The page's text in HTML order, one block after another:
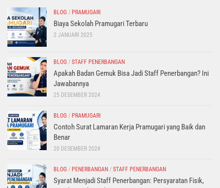
BLOG / PRAMUGARI
Biaya Sekolah Pramugari Terbaru
2 JANUARI 2025
BLOG / STAFF PENERBANGAN
Apakah Badan Gemuk Bisa Jadi Staff Penerbangan? Ini
Jawabannya
25 DESEMBER 2024
BLOG / PRAMUGARI
Contoh Surat Lamaran Kerja Pramugari yang Baik dan
Benar
20 DESEMBER 2024
BLOG / PENERBANGAN / STAFF PENERBANGAN
Syarat Menjadi Staff Penerbangan: Persyaratan Fisik,